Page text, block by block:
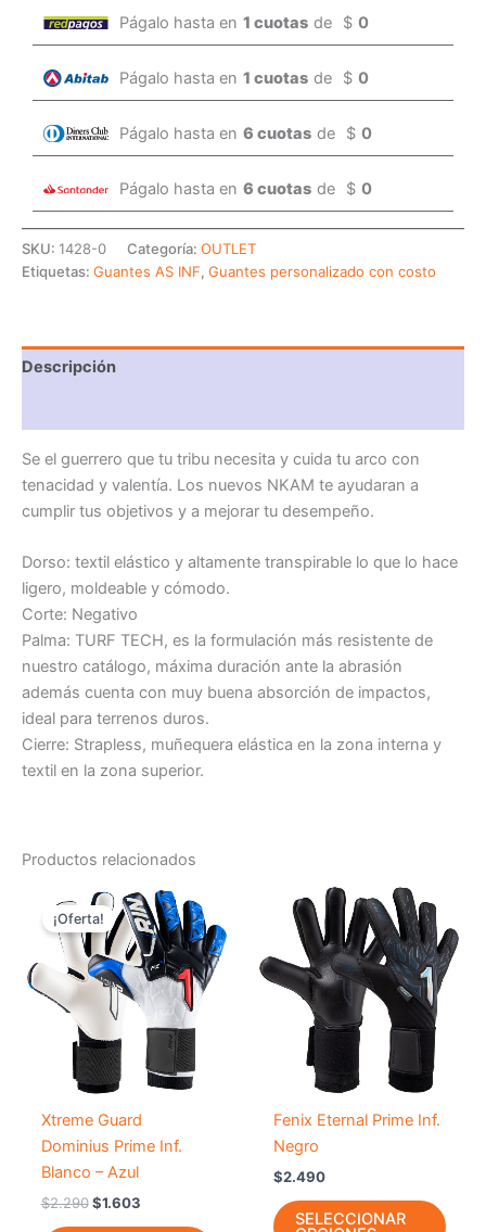
Págalo hasta en 1 cuotas de $ 0
Págalo hasta en 1 cuotas de $ 0
Págalo hasta en 6 cuotas de $ 0
Págalo hasta en 6 cuotas de $ 0
SKU: 1428-0 Categoría: OUTLET
Etiquetas: Guantes AS INF, Guantes personalizado con costo
Descripción
Se el guerrero que tu tribu necesita y cuida tu arco con
tenacidad y valentía. Los nuevos NKAM te ayudaran a
cumplir tus objetivos y a mejorar tu desempeño.
Dorso: textil elástico y altamente transpirable lo que lo hace
ligero, moldeable y cómodo.
Corte: Negativo
Palma: TURF TECH, es la formulación más resistente de
nuestro catálogo, máxima duración ante la abrasión
además cuenta con muy buena absorción de impactos,
ideal para terrenos duros.
Cierre: Strapless, muñequera elástica en la zona interna y
textil en la zona superior.
Productos relacionados
-30%
¡Oferta!
Xtreme Guard
Dominius Prime Inf.
Blanco – Azul
$2.290
El
precio
original
era:
$2.290.
$1.603
El
precio
actual
es:
$1.603.
producto
tiene
múltiples
Fenix Eternal Prime Inf.
Negro
$2.490
SELECCIONAR
tiene